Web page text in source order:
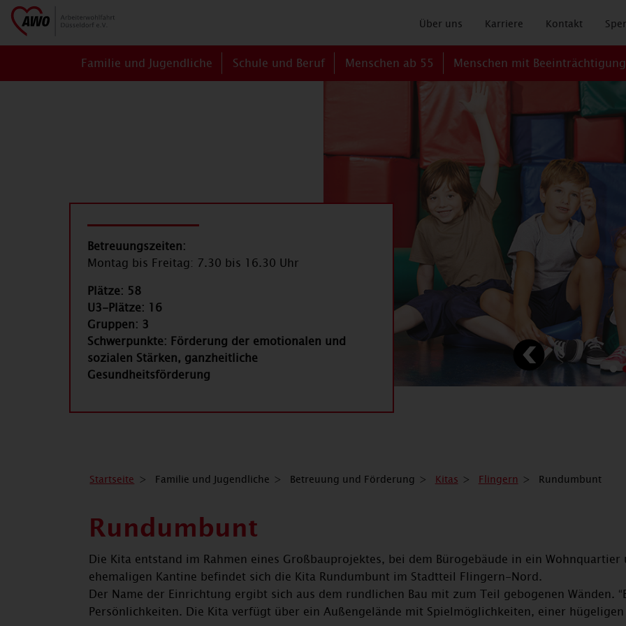
Über uns Karriere Kontakt
Familie und Jugendliche Schule und Beruf Menschen ab 55 Menschen mit Beeinträchtigung
Betreuungszeiten:
Montag bis Freitag: 7.30 bis 16.30 Uhr
Plätze: 58
U3-Plätze: 16
Gruppen: 3
Schwerpunkte: Förderung der emotionalen und
sozialen Stärken, ganzheitliche
Gesundheitsförderung
Startseite Familie und Jugendliche Betreuung und Förderung Kitas Flingern Rundumbunt
Rundumbunt
Die Kita entstand im Rahmen eines Großbauprojektes, bei dem Bürogebäude in ein
ehemaligen Kantine befindet sich die Kita Rundumbunt im Stadtteil Flingern-Nord.
Der Name der Einrichtung ergibt sich aus dem rundlichen Bau mit zum Teil gebogenen Wänden.
Persönlichkeiten. Die Kita verfügt über ein Außengelände mit Spielmöglichkeiten, einer hügeligen